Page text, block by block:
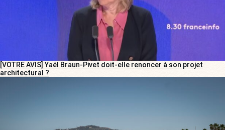
[VOTRE AVIS] Yaël Braun-Pivet doit-elle renoncer à son projet
architectural ?